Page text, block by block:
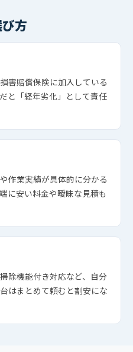
方
害賠償保険に加入している
と「経年劣化」として責任
作業実績が具体的に分かる
に安い料金や曖昧な見積も
除機能付き対応など、自分
はまとめて頼むと割安にな